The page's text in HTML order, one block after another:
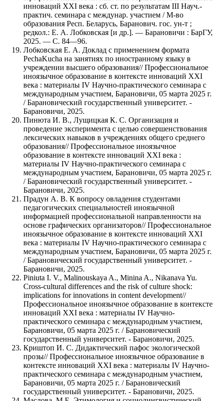
инноваций XXI века : сб. ст. по результатам III Науч.-
практич. семинара с междунар. участием / М-во
образования Респ. Беларусь, Баранович. гос. ун-т ;
редкол.: Е. А. Лобковская [и др.]. — Барановичи : БарГУ,
2025. — С. 84—96.
Лобковская Е. А. Доклад с применением формата
PechaKucha на занятиях по иностранному языку в
учреждении высшего образования// Профессиональное
иноязычное образование в контексте инноваций XXI
века : материалы IV Научно-практического семинара с
международным участием, Барановичи, 05 марта 2025 г.
/ Барановический государственный университет. -
Барановичи, 2025.
Пинюта И. В., Лущицкая К. С. Организация и
проведение эксперимента с целью совершенствования
лексических навыков в учреждениях общего среднего
образования// Профессиональное иноязычное
образование в контексте инноваций XXI века :
материалы IV Научно-практического семинара с
международным участием, Барановичи, 05 марта 2025 г.
/ Барановический государственный университет. -
Барановичи, 2025.
Прадун А. В. К вопросу овладения студентами
педагогических специальностей иноязычной
информацией профессиональной направленности на
основе графических организаторов// Профессиональное
иноязычное образование в контексте инноваций XXI
века : материалы IV Научно-практического семинара с
международным участием, Барановичи, 05 марта 2025 г.
/ Барановический государственный университет. -
Барановичи, 2025.
Piniuta I. V., Malinouskaya A., Minina A., Nikanava Yu.
Cross-cultural differences and the risk of culture shock:
implications for innovations in content development//
Профессиональное иноязычное образование в контексте
инноваций XXI века : материалы IV Научно-
практического семинара с международным участием,
Барановичи, 05 марта 2025 г. / Барановический
государственный университет. - Барановичи, 2025.
Криштоп И. С. Дидактический пафос экологической
прозы// Профессиональное иноязычное образование в
контексте инноваций XXI века : материалы IV Научно-
практического семинара с международным участием,
Барановичи, 05 марта 2025 г. / Барановический
государственный университет. - Барановичи, 2025.